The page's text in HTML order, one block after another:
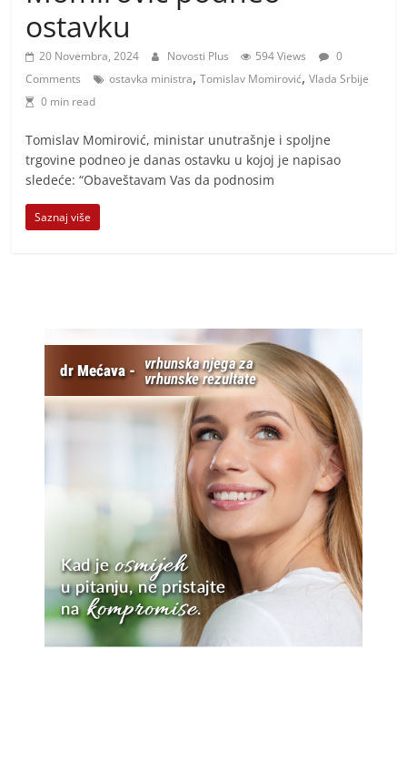
i
t
i
v
h
v
ostavku
20 Novembra, 2024 Novosti Plus 594 Views
0
Comments
ostavka ministra,Tomislav Momirović,Vlada Srbije
0 min read
Tomislav Momirović, ministar unutrašnje i spoljne
trgovine podneo je danas ostavku u kojoj je napisao
sledeće: “Obaveštavam Vas da podnosim
Saznaj više